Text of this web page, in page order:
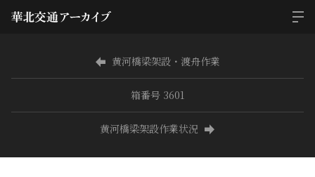
黄河橋梁架設・渡舟作業
箱番号 3601
黄河橋梁架設作業状況